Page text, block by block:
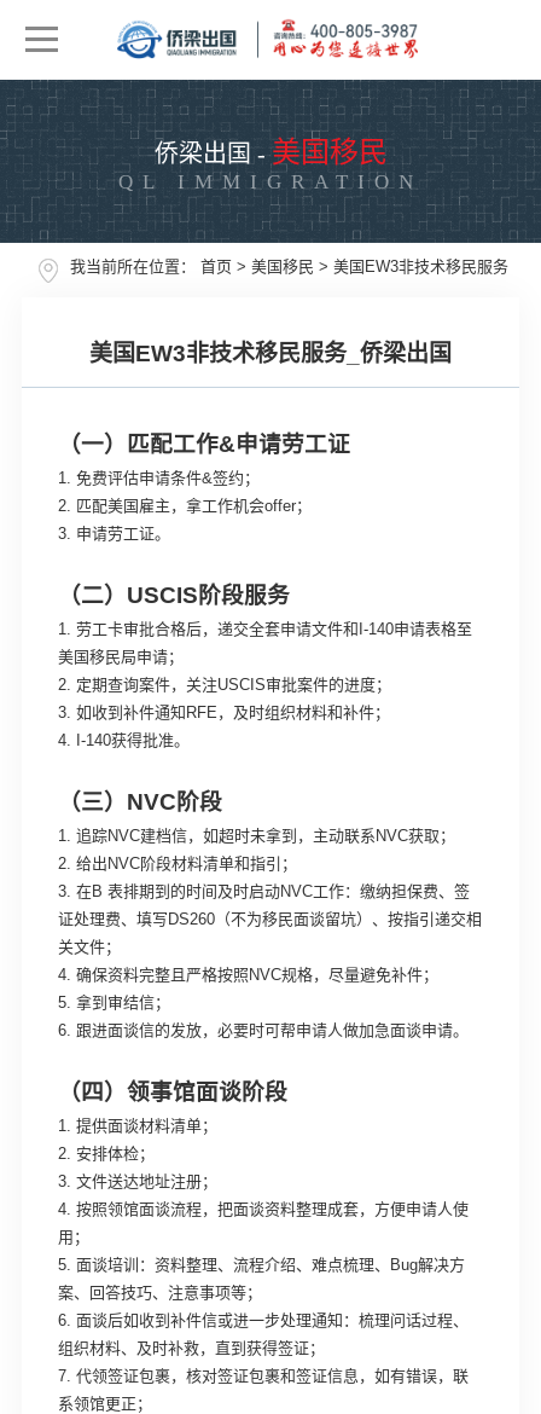
侨梁出国 -美国移民
QL IMMIGRATION
我当前所在位置： 首页> 美国移民 > 美国EW3非技术移民服务
美国EW3非技术移民服务_侨梁出国
（一）匹配工作&申请劳工证
1. 免费评估申请条件&签约；
2. 匹配美国雇主，拿工作机会offer；
3. 申请劳工证。
（二）USCIS阶段服务
1. 劳工卡审批合格后，递交全套申请文件和I-140申请表格至
美国移民局申请；
2. 定期查询案件，关注USCIS审批案件的进度；
3. 如收到补件通知RFE，及时组织材料和补件；
4. I-140获得批准。
（三）NVC阶段
1. 追踪NVC建档信，如超时未拿到，主动联系NVC获取；
2. 给出NVC阶段材料清单和指引；
3. 在B 表排期到的时间及时启动NVC工作：缴纳担保费、签
证处理费、填写DS260（不为移民面谈留坑）、按指引递交相
关文件；
4. 确保资料完整且严格按照NVC规格，尽量避免补件；
5. 拿到审结信；
6. 跟进面谈信的发放，必要时可帮申请人做加急面谈申请。
（四）领事馆面谈阶段
1. 提供面谈材料清单；
2. 安排体检；
3. 文件送达地址注册；
4. 按照领馆面谈流程，把面谈资料整理成套，方便申请人使
用；
5. 面谈培训：资料整理、流程介绍、难点梳理、Bug解决方
案、回答技巧、注意事项等；
6. 面谈后如收到补件信或进一步处理通知：梳理问话过程、
组织材料、及时补救，直到获得签证；
7. 代领签证包裹，核对签证包裹和签证信息，如有错误，联
系领馆更正；